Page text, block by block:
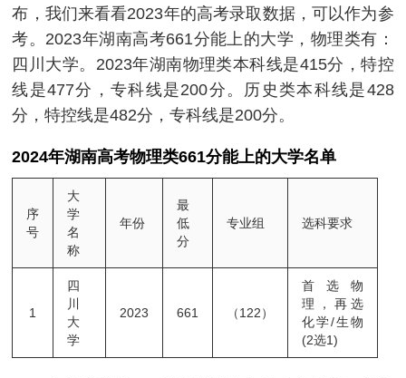
布，我们来看看2023年的高考录取数据，可以作为参
考。2023年湖南高考661分能上的大学，物理类有：
四川大学。2023年湖南物理类本科线是415分，特控
线是477分，专科线是200分。历史类本科线是428
分，特控线是482分，专科线是200分。
2024年湖南高考物理类661分能上的大学名单
序
号
大
学
名
称
年份
最
低
分
专业组 选科要求
1
四
川
大
学
2023 661 （122）
首选物
理，再选
化学/生物
(2选1)